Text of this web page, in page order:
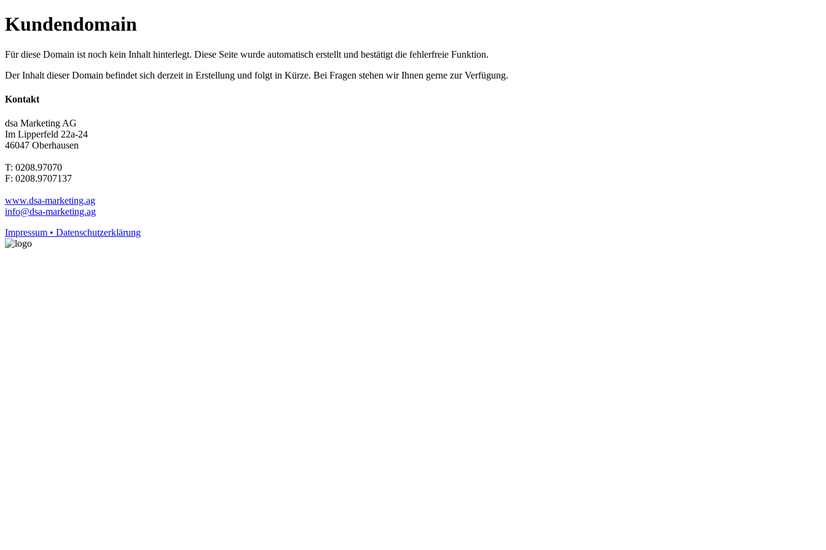
Kundendomain
Für diese Domain ist noch kein Inhalt hinterlegt. Diese Seite wurde automatisch erstellt und bestätigt die fehlerfreie Funktion.
Der Inhalt dieser Domain befindet sich derzeit in Erstellung und folgt in Kürze. Bei Fragen stehen wir Ihnen gerne zur Verfügung.
Kontakt
dsa Marketing AG
Im Lipperfeld 22a-24
46047 Oberhausen
T: 0208.97070
F: 0208.9707137
www.dsa-marketing.ag
info@dsa-marketing.ag
Impressum • Datenschutzerklärung